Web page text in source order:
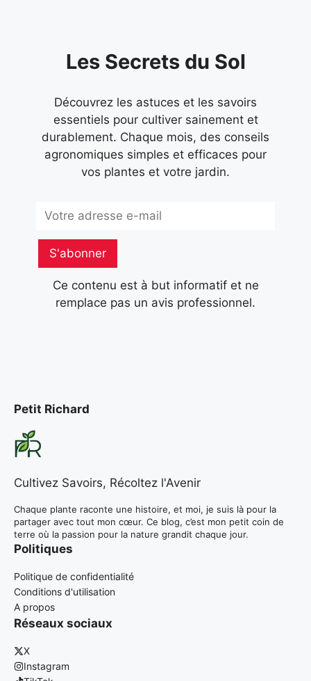
Les Secrets du Sol
Découvrez les astuces et les savoirs
essentiels pour cultiver sainement et
durablement. Chaque mois, des conseils
agronomiques simples et efficaces pour
vos plantes et votre jardin.
S'abonner
Ce contenu est à but informatif et ne
remplace pas un avis professionnel.
Petit Richard
Cultivez Savoirs, Récoltez l'Avenir
Chaque plante raconte une histoire, et moi, je suis là pour la
partager avec tout mon cœur. Ce blog, c’est mon petit coin de
terre où la passion pour la nature grandit chaque jour.
Politiques
Politique de confidentialité
Conditions d'utilisation
A propos
Réseaux sociaux
X
Instagram